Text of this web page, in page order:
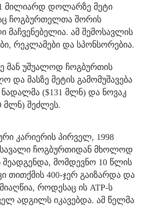
მილიარდ დოლარზე მეტი
ჩოგბურთელთა შორის
მაჩვენებელია. ამ შემოსავლის
რეკლამები და სპონსორებია.
მან უშუალოდ ჩოგბურთის
და მასზე მეტის გამომუშავება
($131 მლნ) და ნოვაკ
მლნ) შეძლეს.
კარიერის პირველ, 1998
ჩოგბურთიდან მხოლოდ
მომდევნო 10 წლის
თითქმის 400-ჯერ გაიზარდა და
როდესაც ის ATP-ს
ადგილს იკავებდა. ამ წელმა